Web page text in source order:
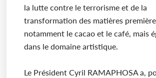
la lutte contre le terrorisme et de la
transformation des matières
notamment le cacao et le café, mais
dans le domaine artistique.
Le Président Cyril RAMAPHOSA a,